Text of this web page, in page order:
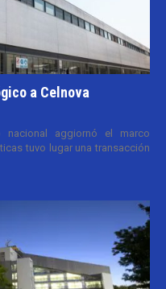
a Celnova
aggiornó el marco
tuvo lugar una transacción